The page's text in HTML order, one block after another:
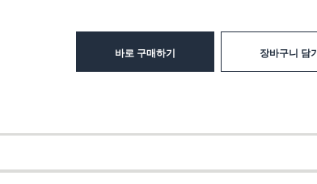
바로 구매하기 장바구니 담기